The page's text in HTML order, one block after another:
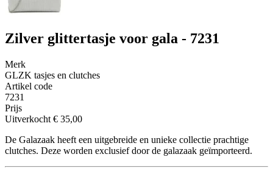
Zilver glittertasje voor gala - 7231
Merk
GLZK tasjes en clutches
Artikel code
7231
Prijs
Uitverkocht € 35,00
De Galazaak heeft een uitgebreide en unieke collectie prachtige
clutches. Deze worden exclusief door de galazaak geïmporteerd.